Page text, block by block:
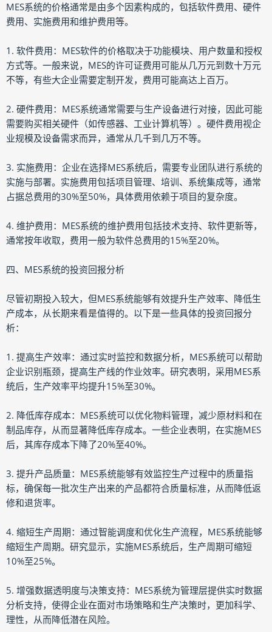
MES系统的价格通常是由多个因素构成的，包括软件费用、硬件
费用、实施费用和维护费用等。
1. 软件费用：MES软件的价格取决于功能模块、用户数量和授权
方式等。一般来说，MES的许可证费用可能从几万元到数十万元
不等，有些大企业需要定制开发，费用可能高达上百万。
2. 硬件费用：MES系统通常需要与生产设备进行对接，因此可能
需要购买相关硬件（如传感器、工业计算机等）。硬件费用视企
业规模及设备需求而异，通常从几千到几万不等。
3. 实施费用：企业在选择MES系统后，需要专业团队进行系统的
实施与部署。实施费用包括项目管理、培训、系统集成等，通常
占据总费用的30%至50%，具体费用依赖于项目的复杂度。
4. 维护费用：MES系统的维护费用包括技术支持、软件更新等，
通常按年收取，费用一般为软件总费用的15%至20%。
四、MES系统的投资回报分析
尽管初期投入较大，但MES系统能够有效提升生产效率、降低生
产成本，从长期来看是值得的。以下是一些具体的投资回报分
析：
1. 提高生产效率：通过实时监控和数据分析，MES系统可以帮助
企业识别瓶颈，提高生产线的作业效率。研究表明，采用MES系
统后，生产效率平均提升15%至30%。
2. 降低库存成本：MES系统可以优化物料管理，减少原材料和在
制品库存，从而显著降低库存成本。一些企业表明，在实施MES
后，其库存成本下降了20%至40%。
3. 提升产品质量：MES系统能够有效监控生产过程中的质量指
标，确保每一批次生产出来的产品都符合质量标准，从而降低返
修和退货率。
4. 缩短生产周期：通过智能调度和优化生产流程，MES系统能够
缩短生产周期。研究显示，实施MES系统后，生产周期可缩短
10%至25%。
5. 增强数据透明度与决策支持：MES系统为管理层提供实时数据
分析支持，使得企业在面对市场策略和生产决策时，更加科学、
理性，从而降低潜在风险。